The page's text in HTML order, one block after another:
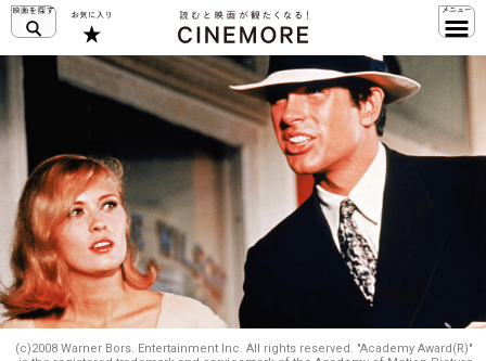
(c)2008 Warner Bors. Entertainment Inc. All rights reserved. "Academy Award(R)"